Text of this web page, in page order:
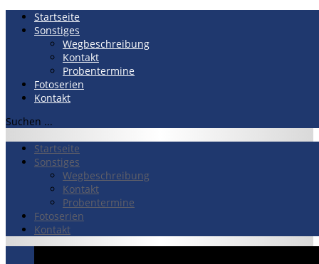
Startseite
Sonstiges
Wegbeschreibung
Kontakt
Probentermine
Fotoserien
Kontakt
Suchen ...
Startseite
Sonstiges
Wegbeschreibung
Kontakt
Probentermine
Fotoserien
Kontakt